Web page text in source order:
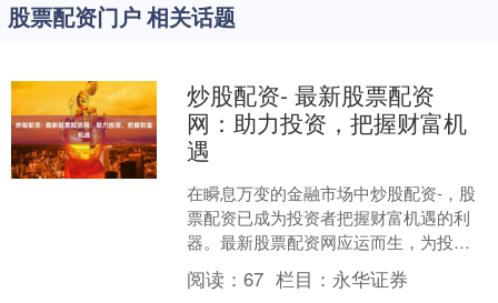
股票配资门户 相关话题
炒股配资- 最新股票配资
网：助力投资，把握财富机
遇
在瞬息万变的金融市场中炒股配资-，股
票配资已成为投资者把握财富机遇的利
器。最新股票配资网应运而生，为投资
者提供便捷、专业的配资服务。 其次，
优秀的配资平台应该有....
阅读：67 栏目： 永华证券